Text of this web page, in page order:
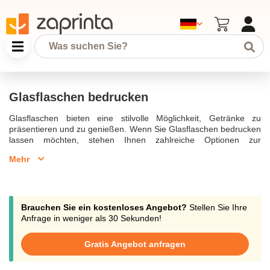
Glasflaschen bedrucken
Glasflaschen bieten eine stilvolle Möglichkeit, Getränke zu
präsentieren und zu genießen. Wenn Sie Glasflaschen bedrucken
lassen möchten, stehen Ihnen zahlreiche Optionen zur
perfekt als Werbeartikel oder für den persönlichen Gebrauch. Ob
Geltung kommen. Sie können Glasflaschen mit Logo bedrucken,
um ein einzigartiges Werbemittel zu schaffen, das in Erinnerung
bleibt. Verschiedene Druckverfahren wie Siebdruck oder
Lassen Sie Ihrer Kreativität freien Lauf und entscheiden Sie, wie
Ihre bedruckten Flaschen aussehen sollen. Dank der robusten
Bauweise aus Borosilikatglas sind die Flaschen nicht nur
Mehr
Brauchen Sie ein kostenloses Angebot? Stellen Sie Ihre
Anfrage in weniger als 30 Sekunden!
Gratis Angebot anfragen